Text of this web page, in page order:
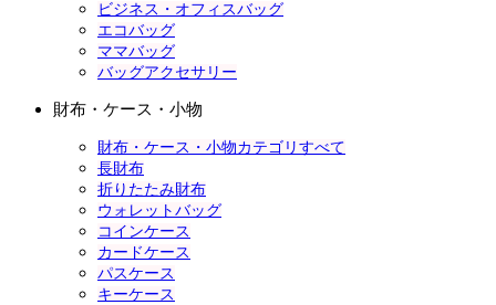
ビジネス・オフィスバッグ
エコバッグ
ママバッグ
バッグアクセサリー
財布・ケース・小物
財布・ケース・小物カテゴリすべて
長財布
折りたたみ財布
ウォレットバッグ
コインケース
カードケース
パスケース
キーケース